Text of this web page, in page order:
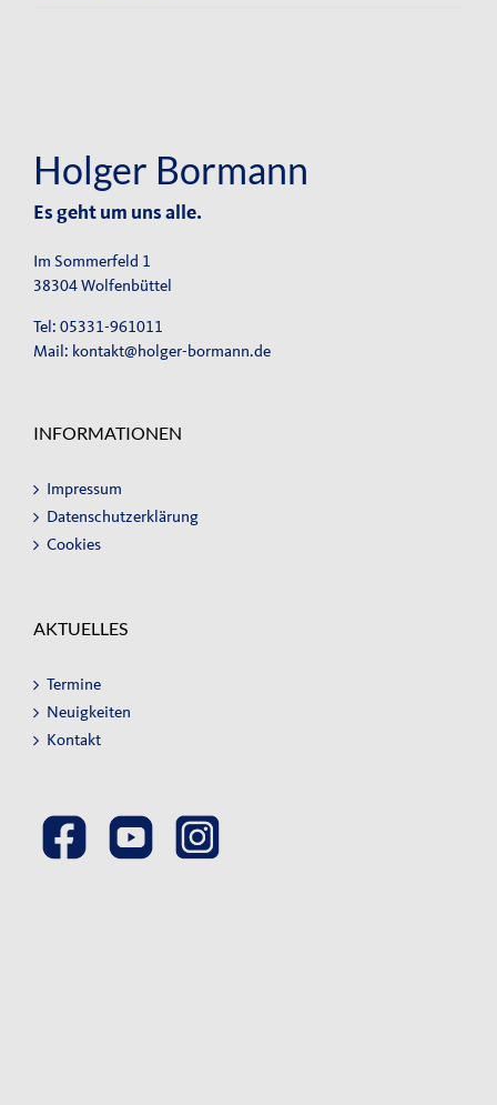
Holger Bormann
Es geht um uns alle.
Im Sommerfeld 1
38304 Wolfenbüttel
Tel: 05331-961011
Mail: kontakt@holger-bormann.de
INFORMATIONEN
Impressum
Datenschutzerklärung
Cookies
AKTUELLES
Termine
Neuigkeiten
Kontakt